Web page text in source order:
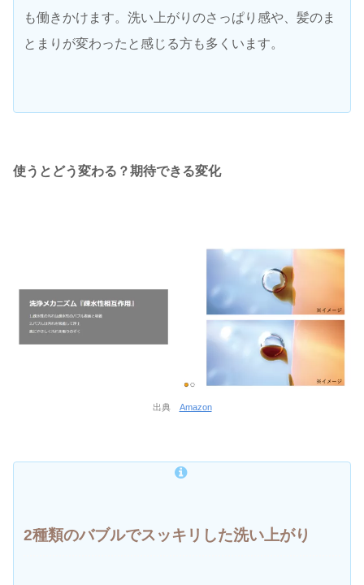
も働きかけます。洗い上がりのさっぱり感や、髪のま
とまりが変わったと感じる方も多くいます。
使うとどう変わる？期待できる変化
出典 Amazon
2種類のバブルでスッキリした洗い上がり